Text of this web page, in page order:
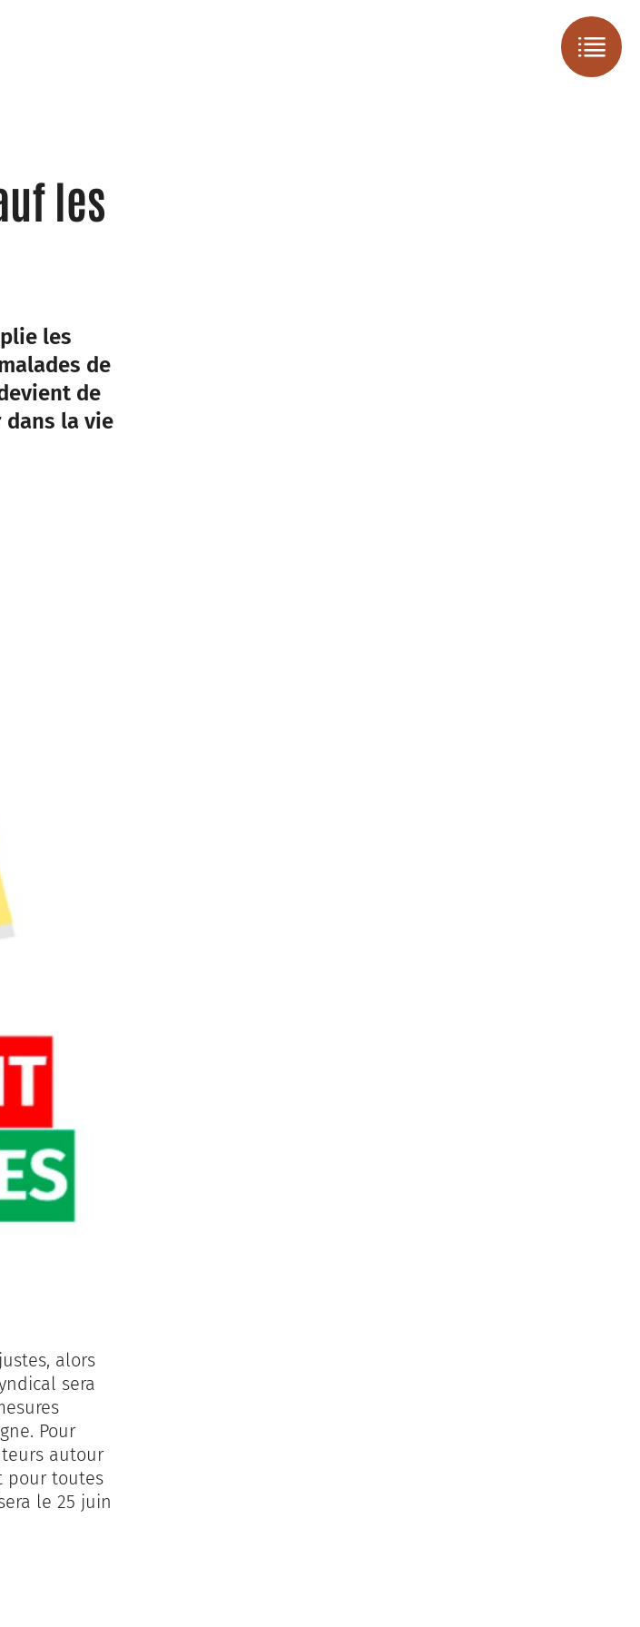
les
les
de
de
dans la vie
alors
sera
Pour
autour
pour toutes
le 25 juin